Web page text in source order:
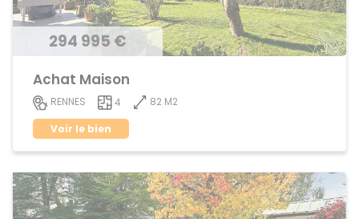
294 995 €
Achat Maison
RENNES 4
82 M2
Voir le bien